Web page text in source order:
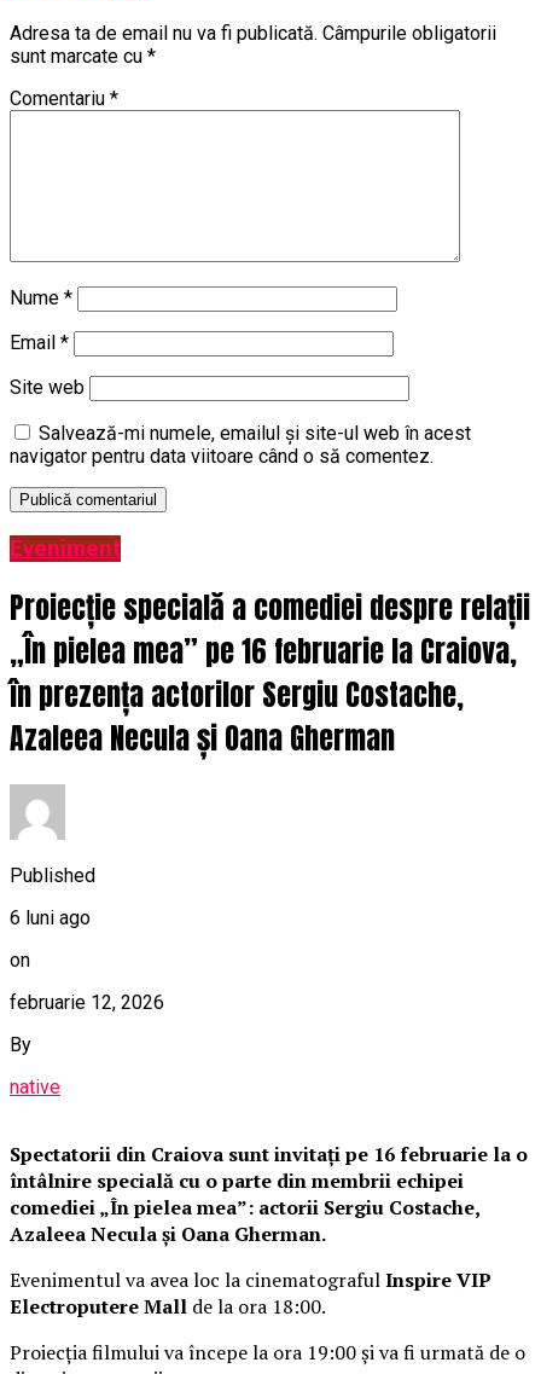
Adresa ta de email nu va fi publicată. Câmpurile obligatorii
sunt marcate cu *
Comentariu *
Nume *
Email *
Site web
Salvează-mi numele, emailul și site-ul web în acest
navigator pentru data viitoare când o să comentez.
Eveniment
Proiecție specială a comediei despre relații
„În pielea mea” pe 16 februarie la Craiova,
în prezența actorilor Sergiu Costache,
Azaleea Necula și Oana Gherman
Published
6 luni ago
on
februarie 12, 2026
By
native
Spectatorii din Craiova sunt invitați pe 16 februarie la o
întâlnire specială cu o parte din membrii echipei
comediei „În pielea mea”: actorii Sergiu Costache,
Azaleea Necula și Oana Gherman.
Evenimentul va avea loc la cinematografulInspire VIP
Electroputere Mall de la ora 18:00.
Proiecția filmului va începe la ora 19:00 și va fi urmată de o